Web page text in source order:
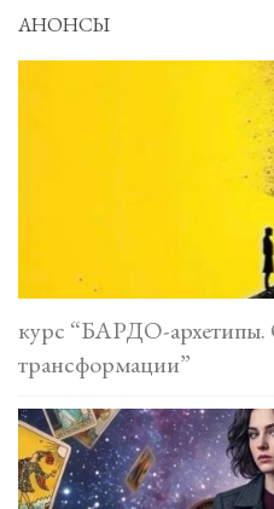
АНОНСЫ
курс “БАРДО-архетипы.
трансформации”